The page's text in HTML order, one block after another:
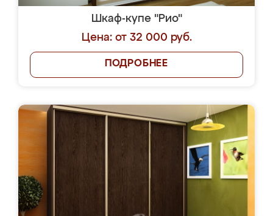
Шкаф-купе "Рио"
Цена: от 32 000 руб.
ПОДРОБНЕЕ